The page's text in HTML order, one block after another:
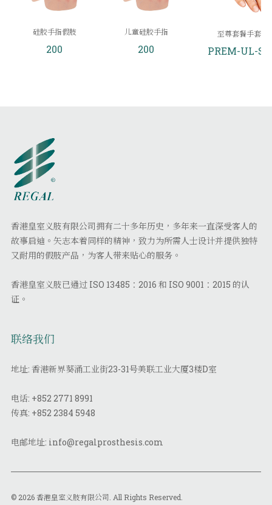
硅胶手指假肢
200
儿童硅胶手指
200
至尊套餐手套
PREM-UL-SP
香港皇室义肢有限公司拥有二十多年历史，多年来一直深受客人的
故事启迪。矢志本着同样的精神，致力为所需人士设计并提供独特
又耐用的假肢产品，为客人带来贴心的服务。
香港皇室义肢已通过 ISO 13485：2016 和 ISO 9001：2015 的认
证。
联络我们
地址: 香港新界葵涌工业街23-31号美联工业大厦3楼D室
电话: +852 2771 8991
传真: +852 2384 5948
电邮地址: info@regalprosthesis.com
© 2026 香港皇室义肢有限公司. All Rights Reserved.